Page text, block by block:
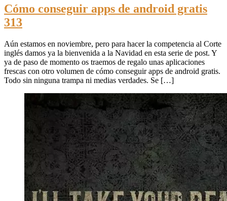
Cómo conseguir apps de android gratis
313
Aún estamos en noviembre, pero para hacer la competencia al Corte
inglés damos ya la bienvenida a la Navidad en esta serie de post. Y
ya de paso de momento os traemos de regalo unas aplicaciones
frescas con otro volumen de cómo conseguir apps de android gratis.
Todo sin ninguna trampa ni medias verdades. Se […]